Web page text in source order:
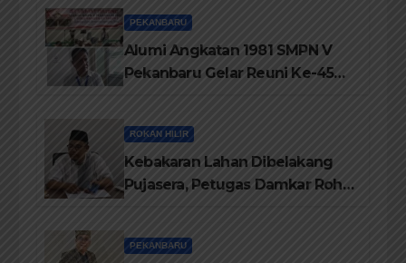
PEKANBARU
Alumi Angkatan 1981 SMPN V
Pekanbaru Gelar Reuni Ke-45
ROKAN HILIR
Kebakaran Lahan Dibelakang
Pujasera, Petugas Damkar Rohil
PEKANBARU